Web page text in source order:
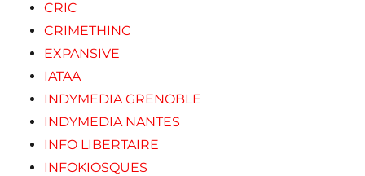
CRIC
CRIMETHINC
EXPANSIVE
IATAA
INDYMEDIA GRENOBLE
INDYMEDIA NANTES
INFO LIBERTAIRE
INFOKIOSQUES